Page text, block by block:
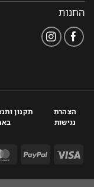
החנות
הצהרת
נגישות
תקנון
באתר